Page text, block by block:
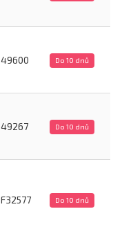
49600 Do 10 dnů
49267 Do 10 dnů
F32577 Do 10 dnů